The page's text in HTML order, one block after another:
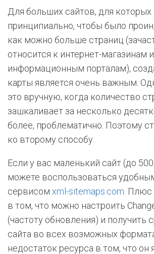
Для больших сайтов, для которых
принципиально, чтобы было
как можно больше страниц
относится к интернет-магазинам
информационным порталам),
карты является очень важным.
это вручную, когда количество
зашкаливает за несколько
более, проблематично. Поэтому
ко второму способу.
Если у вас маленький сайт (до
можете воспользоваться
сервисом xml-sitemaps.com .
в том, что можно настроить
(частоту обновления) и получить
сайта во всех возможных
недостаток ресурса в том, что он